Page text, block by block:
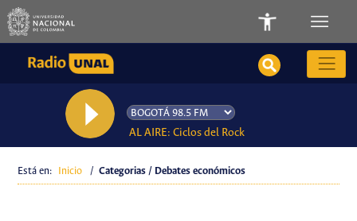
AL AIRE: Ciclos del Rock
Está en: Inicio / Categorias / Debates económicos